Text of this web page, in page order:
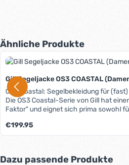
Produktgalerie überspringen
Ähnliche Produkte
Gill Segeljacke OS3 COASTAL
OS3 Coastal: Segelbekleidung für
Die OS3 Coastal-Serie von Gill hat
Faktor" und eignet sich prima sowohl
Ausstattung sorgen für guten
Funktionalität und angenehmen
Technologie hat es erstklassige wasser-
Regulärer Preis:
€199.95
Produktgalerie überspringen
Dazu passende Produkte